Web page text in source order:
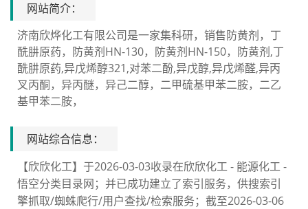
网站简介：
济南欣烨化工有限公司是一家集科研，销售防黄剂，丁
酰肼原药，防黄剂HN-130，防黄剂HN-150，防黄剂,丁
酰肼原药,异戊烯醇321,对苯二酚,异戊醇,异戊烯醛,异丙
叉丙酮，异丙醚，异己二醇，二甲硫基甲苯二胺，二乙
基甲苯二胺，
网站综合信息：
【欣欣化工】于2026-03-03收录在欣欣化工 - 能源化工 -
悟空分类目录网；并已成功建立了索引服务，供搜索引
擎抓取/蜘蛛爬行/用户查找/检索服务；截至2026-03-06